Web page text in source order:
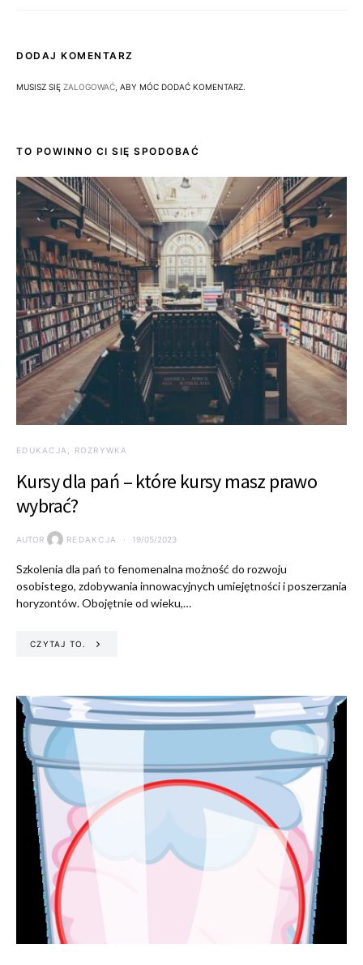
DODAJ KOMENTARZ
MUSISZ SIĘ ZALOGOWAĆ , ABY MÓC DODAĆ KOMENTARZ.
TO POWINNO CI SIĘ SPODOBAĆ
EDUKACJA, ROZRYWKA
Kursy dla pań – które kursy masz prawo
wybrać?
AUTOR REDAKCJA 19/05/2023
Szkolenia dla pań to fenomenalna możność do rozwoju
osobistego, zdobywania innowacyjnych umiejętności i poszerzania
horyzontów. Obojętnie od wieku,…
CZYTAJ TO.